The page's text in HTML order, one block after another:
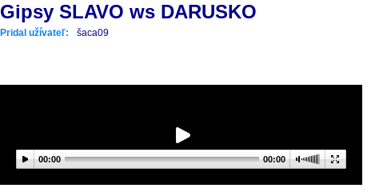
Gipsy SLAVO ws DARUSKO
Pridal užívateľ: šaca09
00:00 00:00